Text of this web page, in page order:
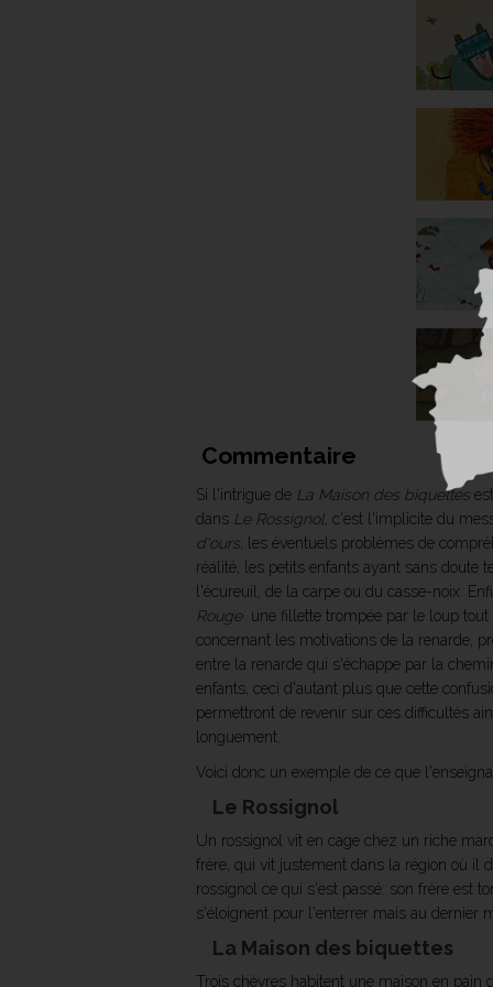
Commentaire
Si l'intrigue de La Maison des biquettes
dans Le Rossignol , c'est l'implicite du
d'ours , les éventuels problèmes de
réalité, les petits enfants ayant sans doute
l'écureuil, de la carpe ou du casse-noix.
Rouge une fillette trompée par le loup
concernant les motivations de la renarde,
entre la renarde qui s'échappe par la
enfants, ceci d'autant plus que cette
permettront de revenir sur ces difficultés
longuement.
Voici donc un exemple de ce que
Le Rossignol
Un rossignol vit en cage chez un riche
frère, qui vit justement dans la région où il
rossignol ce qui s'est passé: son frère est
s'éloignent pour l'enterrer mais au dernier
La Maison des biquettes
Trois chèvres habitent une maison en pain